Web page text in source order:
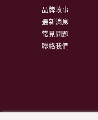
品牌故事
最新消息
常見問題
聯絡我們